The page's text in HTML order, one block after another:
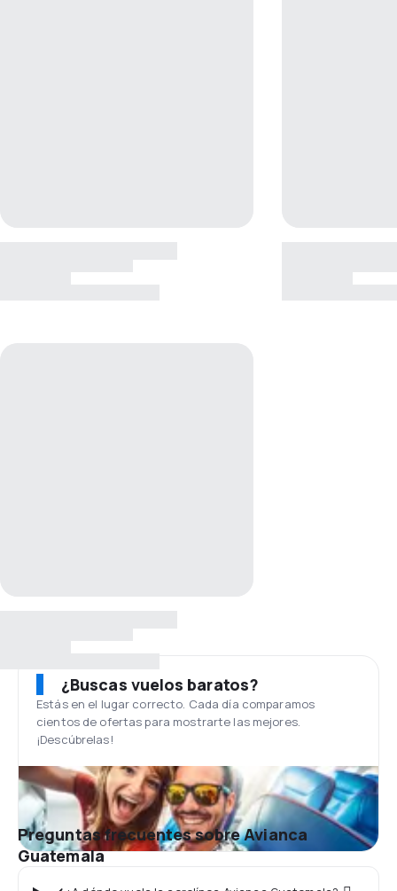
¿Buscas vuelos baratos?
Estás en el lugar correcto. Cada día comparamos
cientos de ofertas para mostrarte las mejores.
¡Descúbrelas!
Preguntas frecuentes sobre Avianca
Guatemala